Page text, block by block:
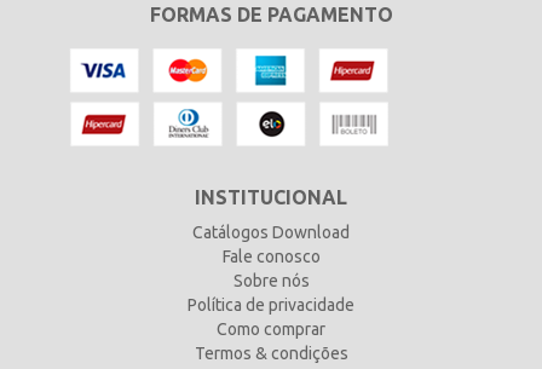
FORMAS DE PAGAMENTO
INSTITUCIONAL
Catálogos Download
Fale conosco
Sobre nós
Política de privacidade
Como comprar
Termos & condições